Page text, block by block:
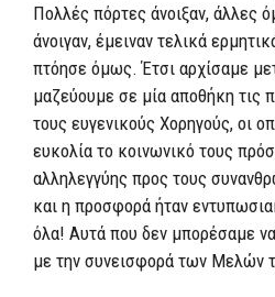
Πολλές πόρτες άνοιξαν, άλλες
άνοιγαν, έμειναν τελικά
πτόησε όμως. Έτσι αρχίσαμε
μαζεύουμε σε μία αποθήκη
τους ευγενικούς Χορηγούς, οι
ευκολία το κοινωνικό τους
αλληλεγγύης προς τους
και η προσφορά ήταν
όλα! Αυτά που δεν μπορέσαμε
με την συνεισφορά των Μελών